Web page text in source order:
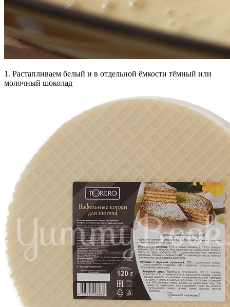
1. Растапливаем белый и в отдельной ёмкости тёмный или
молочный шоколад